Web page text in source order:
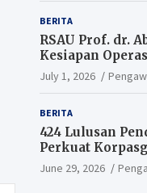
BERITA
RSAU Prof. dr.
Kesiapan
Kesehatan
July 1, 2026
BERITA
424 Lulusan
Perkuat
June 29, 2026